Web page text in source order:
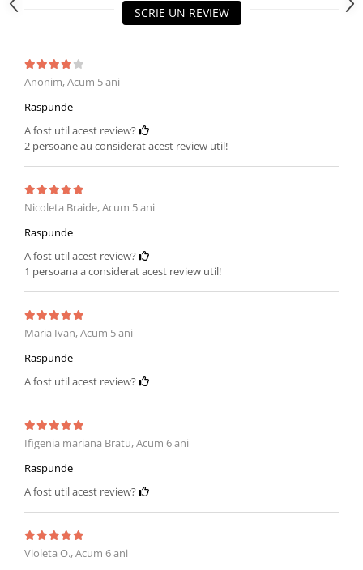
SCRIE UN REVIEW
Anonim,Acum 5 ani
Raspunde
A fost util acest review?
2 persoane au considerat acest review util!
Nicoleta Braide,Acum 5 ani
Raspunde
A fost util acest review?
1 persoana a considerat acest review util!
Maria Ivan,Acum 5 ani
Raspunde
A fost util acest review?
Ifigenia mariana Bratu,Acum 6 ani
Raspunde
A fost util acest review?
Violeta O.,Acum 6 ani